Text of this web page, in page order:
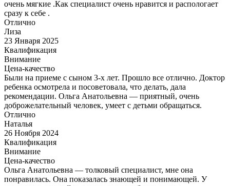
очень мягкие .Как специалист очень нравится и распологает
сразу к себе .
Отлично
Лиза
23 Января 2025
Квалификация
Внимание
Цена-качество
Были на приеме с сыном 3-х лет. Прошло все отлично. Доктор
ребенка осмотрела и посоветовала, что делать, дала
рекомендации. Ольга Анатольевна — приятный, очень
доброжелательный человек, умеет с детьми обращаться.
Отлично
Наталья
26 Ноября 2024
Квалификация
Внимание
Цена-качество
Ольга Анатольевна — толковый специалист, мне она
понравилась. Она показалась знающей и понимающей. У